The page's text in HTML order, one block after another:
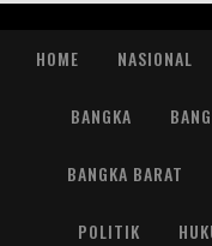
HOME NASIONAL
BANGKA
BANGKA BARAT
POLITIK